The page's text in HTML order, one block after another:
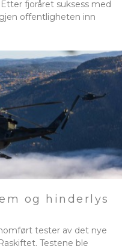
fjoråret suksess med
offentligheten inn
og hinderlys
tester av det nye
Testene ble